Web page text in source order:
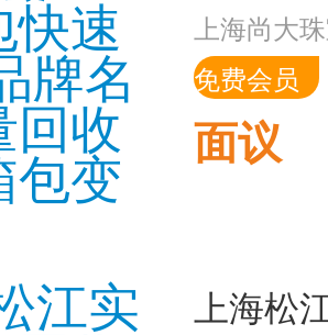
上海尚大
免费会员
面议